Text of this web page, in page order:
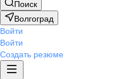
Поиск
Волгоград
Войти
Войти
Создать резюме